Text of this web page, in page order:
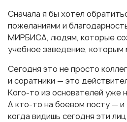
Сначала я бы хотел
пожеланиями и
МИРБИСА, людям, которые
учебное заведение, которым
Сегодня это не просто
и соратники — это
Кого-то из основателей уже
А кто-то на боевом посту —
когда видишь сегодня эти